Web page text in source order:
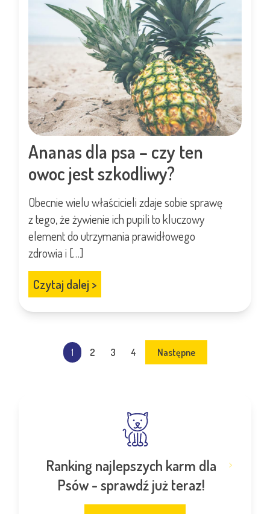
Ananas dla psa – czy ten
owoc jest szkodliwy?
Obecnie wielu właścicieli zdaje sobie sprawę
z tego, że żywienie ich pupili to kluczowy
element do utrzymania prawidłowego
zdrowia i […]
Czytaj dalej >
1 2 3 4 Następne
Ranking najlepszych karm dla
Psów - sprawdź już teraz!